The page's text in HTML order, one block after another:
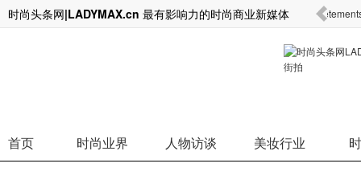
时尚头条网|LADYMAX.cn 最有影响力的时尚商业新媒体
中国游客海外消费行为剧变 开始逃离奢侈品消费转而购买日常
首页 时尚业界 人物访谈 美妆行业